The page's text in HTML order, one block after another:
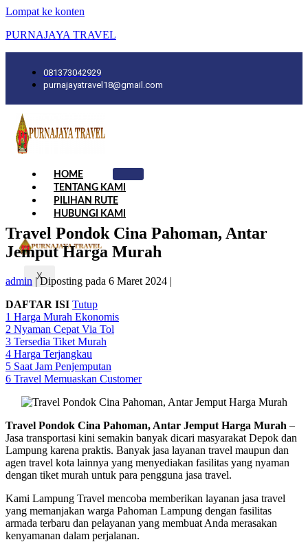
Lompat ke konten
PURNAJAYA TRAVEL
081373042929
purnajayatravel18@gmail.com
HOME
TENTANG KAMI
PILIHAN RUTE
HUBUNGI KAMI
X
Travel Pondok Cina Pahoman, Antar
Jemput Harga Murah
admin |Diposting pada 6 Maret 2024 |
DAFTAR ISI Tutup
1 Harga Murah Ekonomis
2 Nyaman Cepat Via Tol
3 Tersedia Tiket Murah
4 Harga Terjangkau
5 Saat Jam Penjemputan
6 Travel Memuaskan Customer
Travel Pondok Cina Pahoman, Antar Jemput Harga Murah –
Jasa transportasi kini semakin banyak dicari masyarakat Depok dan
Lampung karena praktis. Banyak jasa layanan travel maupun dan
agen travel kota lainnya yang menyediakan fasilitas yang nyaman
dengan tiket murah untuk para pengguna jasa travel.
Kami Lampung Travel mencoba memberikan layanan jasa travel
yang memanjakan warga Pahoman Lampung dengan fasilitas
armada terbaru dan pelayanan yang membuat Anda merasakan
kenyamanan dalam perjalanan.